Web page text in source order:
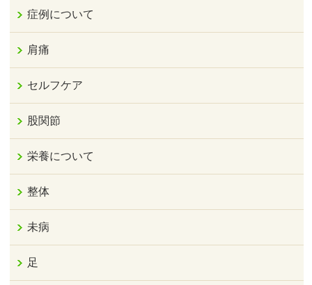
症例について
肩痛
セルフケア
股関節
栄養について
整体
未病
足